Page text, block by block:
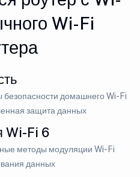
Wi-Fi
безопасности домашнего Wi-Fi
защита данных
Wi-Fi 6
методы модуляции Wi-Fi
данных